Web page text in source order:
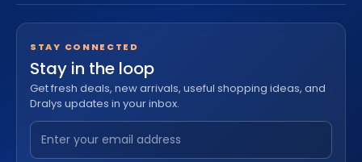
STAY CONNECTED
Stay in the loop
Get fresh deals, new arrivals, useful shopping ideas, and
Dralys updates in your inbox.